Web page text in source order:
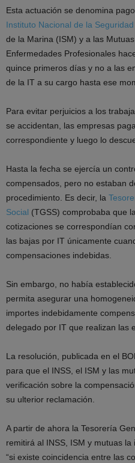
Esta actuación se denomina
Instituto Nacional de la Seguridad
de la Marina (ISM) y a las
Enfermedades Profesionales
quince primeros días y no a las
de la IT a su cargo hasta ese
Para evitar perjuicios a los
se accidentan, las empresas
correspondiente y luego lo
Hasta la fecha se ejercía un
compensados, pero no estaban
procedimiento. Es decir, la
Social (TGSS) comprobaba que
cotizaciones se correspondían
las bajas por IT únicamente
compensaciones indebidas.
Sin embargo, no había
permita asegurar una
importes indebidamente
delegado por IT que realizan las
La resolución, publicada en el
para que el INSS, el ISM y las
verificación sobre la
su ulterior reclamación.
A partir de ahora la Tesorería
remitirá al INSS, ISM y mutuas
“si existe coincidencia entre las